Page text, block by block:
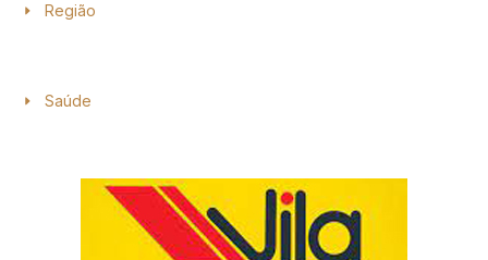
Região
Saúde